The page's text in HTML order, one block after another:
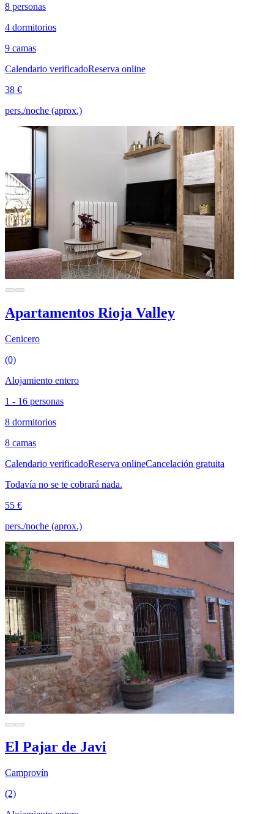
8 personas
4 dormitorios
9 camas
Calendario verificadoReserva online
38 €
pers./noche (aprox.)
Apartamentos Rioja Valley
Cenicero
(0)
Alojamiento entero
1 - 16 personas
8 dormitorios
8 camas
Calendario verificadoReserva onlineCancelación gratuita
Todavía no se te cobrará nada.
55 €
pers./noche (aprox.)
El Pajar de Javi
Camprovín
(2)